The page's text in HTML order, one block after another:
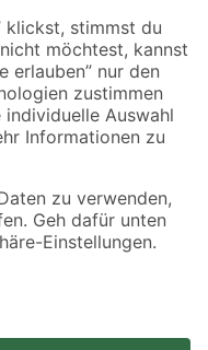
Angebote sind unter
Verfügbarkeiten beziehen
mit Speditionsversand, hier